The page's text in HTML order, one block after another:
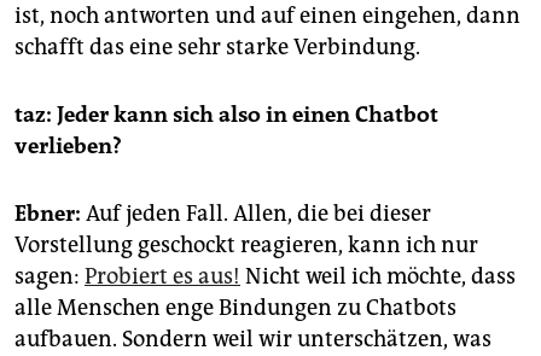
ist, noch antworten und auf einen eingehen, dann
schafft das eine sehr starke Verbindung.
taz: Jeder kann sich also in einen Chatbot
verlieben?
Ebner: Auf jeden Fall. Allen, die bei dieser
Vorstellung geschockt reagieren, kann ich nur
sagen: Probiert es aus! Nicht weil ich möchte, dass
alle Menschen enge Bindungen zu Chatbots
aufbauen. Sondern weil wir unterschätzen, was